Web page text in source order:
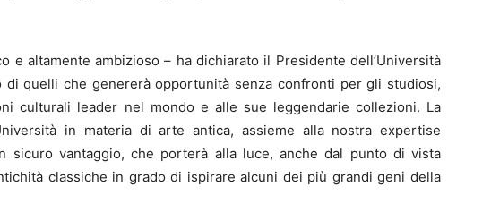
e altamente ambizioso – ha dichiarato il Presidente dell’Università
di quelli che genererà opportunità senza confronti per gli studiosi,
culturali leader nel mondo e alle sue leggendarie collezioni. La
in materia di arte antica, assieme alla nostra expertise
sicuro vantaggio, che porterà alla luce, anche dal punto di vista
classiche in grado di ispirare alcuni dei più grandi geni della